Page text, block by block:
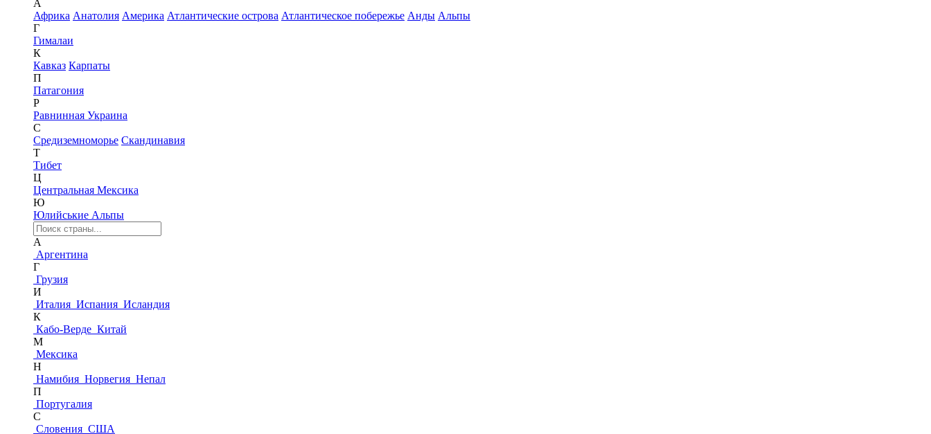
А
Африка Анатолия Америка Атлантические острова Атлантическое побережье Анды Альпы
Г
Гималаи
К
Кавказ Карпаты
П
Патагония
Р
Равнинная Украина
С
Средиземноморье Скандинавия
Т
Тибет
Ц
Центральная Мексика
Ю
Юлийськие Альпы
А
Аргентина
Г
Грузия
И
Италия Испания Исландия
К
Кабо-Верде Китай
М
Мексика
Н
Намибия Норвегия Непал
П
Португалия
С
Словения США